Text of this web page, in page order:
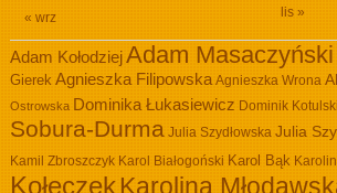
« wrz lis »
Adam KołodziejAdam Masaczyński
Gierek Agnieszka Filipowska Agnieszka Wrona
Ostrowska Dominika Łukasiewicz Dominik Kotulski
Sobura-Durma Julia Szydłowska Julia
Kamil Zbroszczyk Karol Białogoński Karol Bąk
KołeczekKarolina